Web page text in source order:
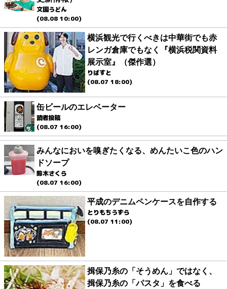
文園うどん
(08.08 10:00)
横浜観光で行くべきは中華街でも赤
レンガ倉庫でもなく『横浜税関資料
展示室』（傑作選）
りばすと
(08.07 18:00)
缶ビールのエレベーター
読者投稿
(08.07 16:00)
みんなにおいを嗅ぎたくなる、めんたいこ色のハン
ドソープ
鈴木さくら
(08.07 16:00)
平成のデニムペンケースを自作する
とりもちうずら
(08.07 11:00)
揖保乃糸の「そうめん」ではなく、
揖保乃糸の「パスタ」を食べる